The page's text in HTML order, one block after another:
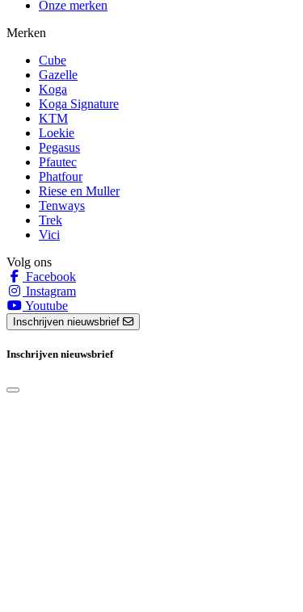
Onze merken
Merken
Cube
Gazelle
Koga
Koga Signature
KTM
Loekie
Pegasus
Pfautec
Phatfour
Riese en Muller
Tenways
Trek
Vici
Volg ons
Facebook
Instagram
Youtube
Inschrijven nieuwsbrief
Inschrijven nieuwsbrief